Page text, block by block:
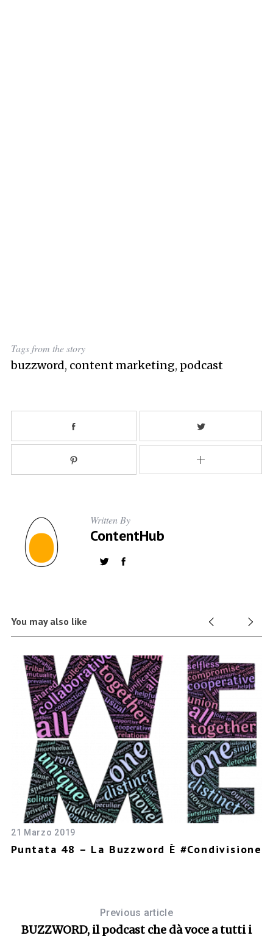
Tags from the story
buzzword, content marketing, podcast
Written By
ContentHub
You may also like
21 Marzo 2019
Puntata 48 – La Buzzword È #condivisione
Previous article
BUZZWORD, il podcast che dà voce a tutti i